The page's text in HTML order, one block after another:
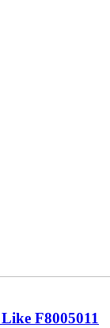
F8005011